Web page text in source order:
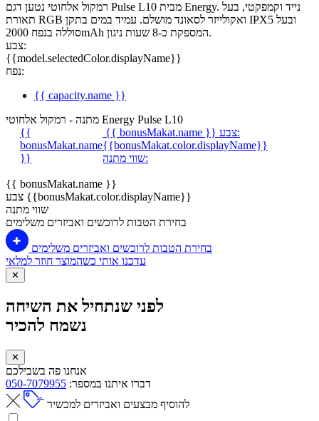
רמקול אלחוטי נטען דגם Pulse L10 מבית Energy. נייד וקמפקטי, בעל
תאורת RGB ואקולייזר לסאונד מושלם. עמיד במים בתקן IPX5 ובעל
סוללה בנפח 2000mAh המספקת כ-8 שעות ניגון.
צבע:
{{model.selectedColor.displayName}}
נפח:
{{ capacity.name }}
מתנה - רמקול אלחוטי Energy Pulse L10
{{
bonusMakat.name
}}
{{ bonusMakat.name }}
צבע:
{{bonusMakat.color.displayName}}
שווי מתנה:
{{ bonusMakat.name }}
צבע {{bonusMakat.color.displayName}}
שווי מתנה
בחירת הטבות לרוכשים ואביזרים משלימים
בחירת הטבות לרוכשים ואביזרים משלימים
עדכנו אותי כשהמוצר חוזר למלאי
✕
לפני שנתחיל את השיחה
נשמח להכיר
✕
אנחנו פה בשבילכם
דברו איתנו במספר: 050-7079955
להוסיף מבצעים ואביזרים למכשיר